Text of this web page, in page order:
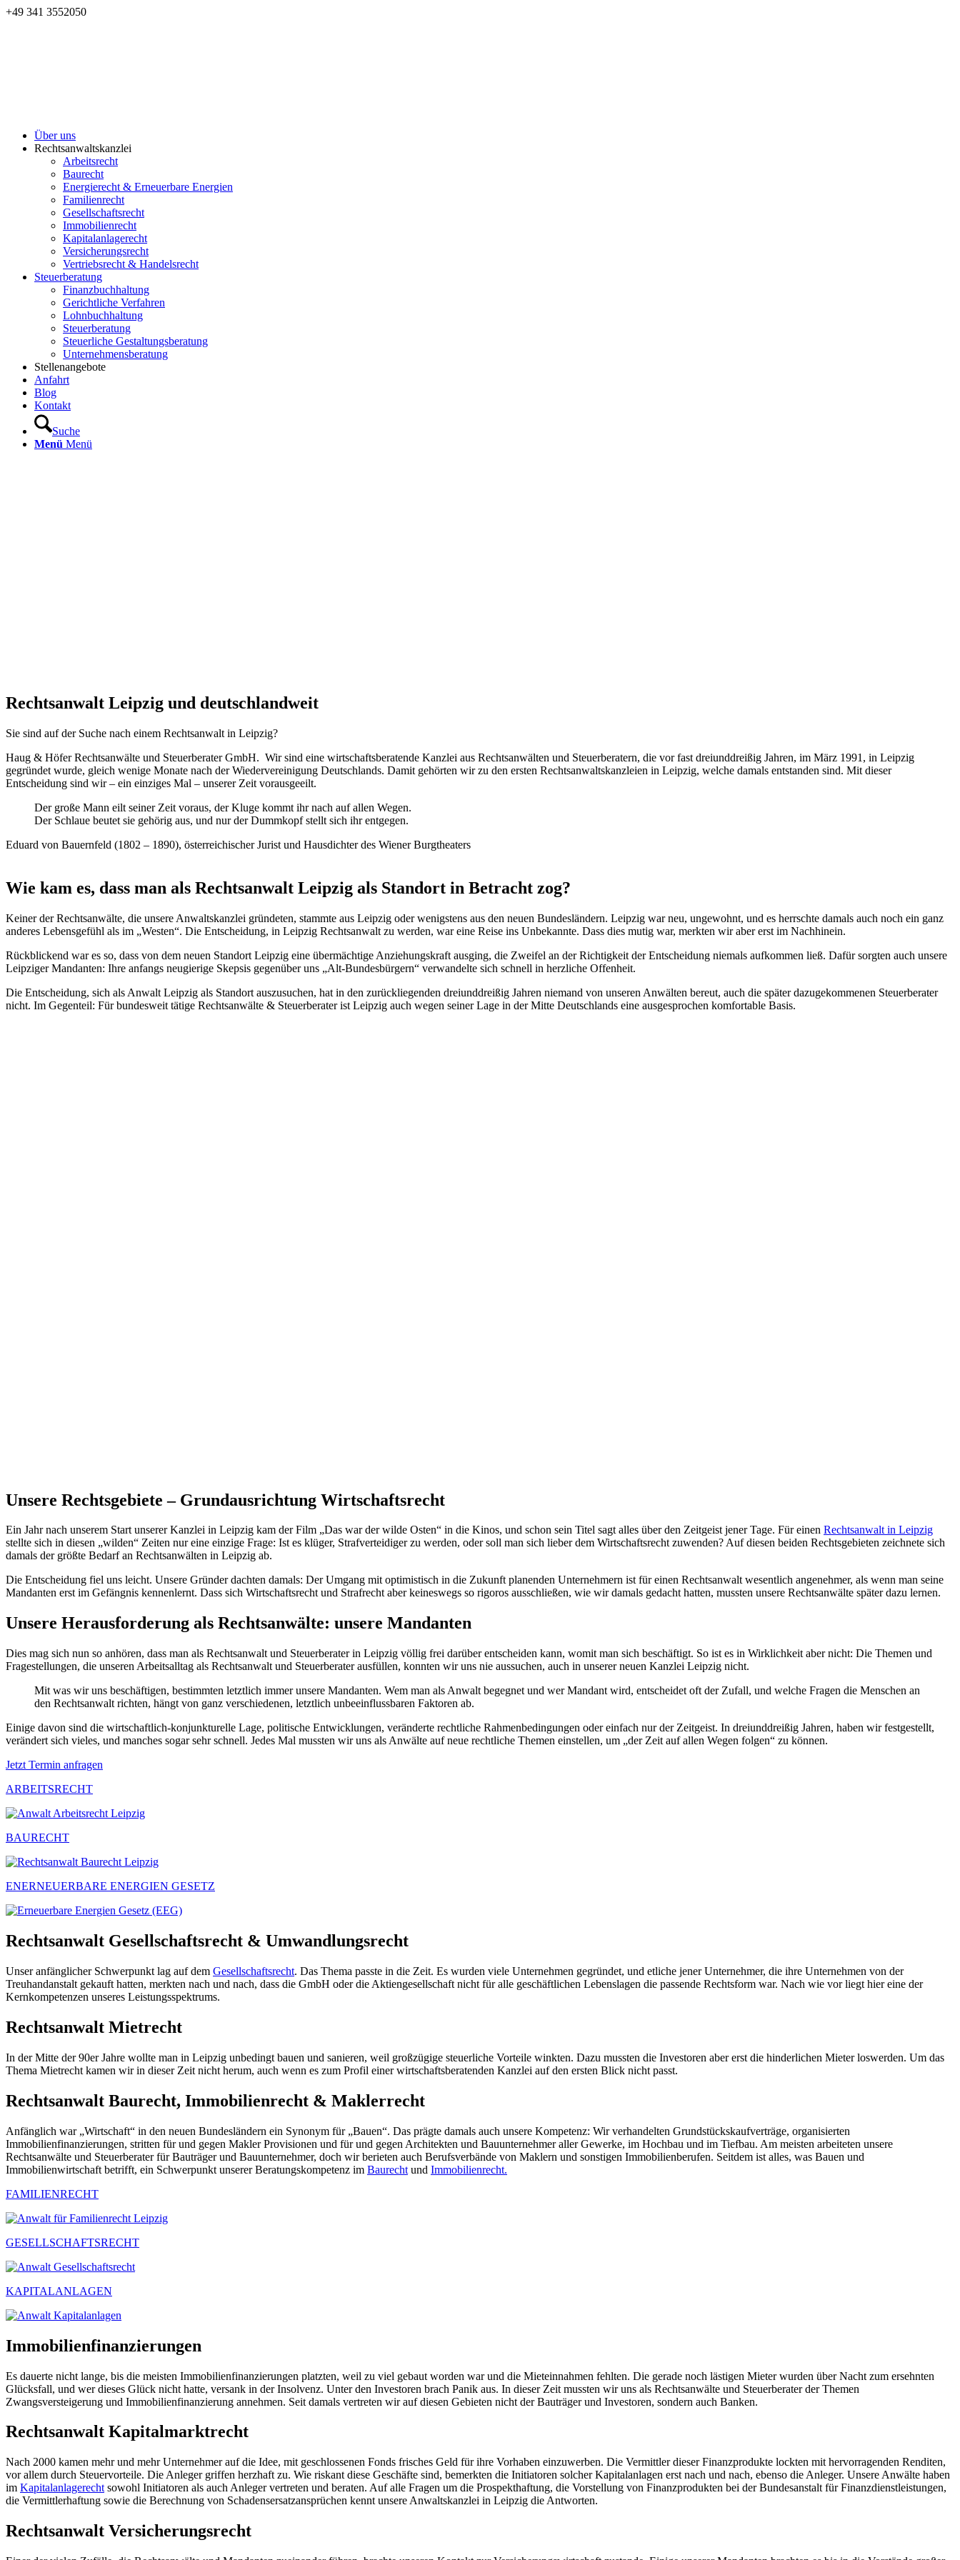
+49 341 3552050
Über uns
Rechtsanwaltskanzlei
Arbeitsrecht
Baurecht
Energierecht & Erneuerbare Energien
Familienrecht
Gesellschaftsrecht
Immobilienrecht
Kapitalanlagerecht
Versicherungsrecht
Vertriebsrecht & Handelsrecht
Steuerberatung
Finanzbuchhaltung
Gerichtliche Verfahren
Lohnbuchhaltung
Steuerberatung
Steuerliche Gestaltungsberatung
Unternehmensberatung
Stellenangebote
Anfahrt
Blog
Kontakt
Suche
Menü Menü
Rechtsanwalt Leipzig und deutschlandweit
Sie sind auf der Suche nach einem Rechtsanwalt in Leipzig?
Haug & Höfer Rechtsanwälte und Steuerberater GmbH. Wir sind eine wirtschaftsberatende Kanzlei aus Rechtsanwälten und Steuerberatern, die vor fast dreiunddreißig Jahren, im März 1991, in Leipzig
gegründet wurde, gleich wenige Monate nach der Wiedervereinigung Deutschlands. Damit gehörten wir zu den ersten Rechtsanwaltskanzleien in Leipzig, welche damals entstanden sind. Mit dieser
Entscheidung sind wir – ein einziges Mal – unserer Zeit vorausgeeilt.
Der große Mann eilt seiner Zeit voraus, der Kluge kommt ihr nach auf allen Wegen.
Der Schlaue beutet sie gehörig aus, und nur der Dummkopf stellt sich ihr entgegen.
Eduard von Bauernfeld (1802 – 1890), österreichischer Jurist und Hausdichter des Wiener Burgtheaters
Wie kam es, dass man als Rechtsanwalt Leipzig als Standort in Betracht zog?
Keiner der Rechtsanwälte, die unsere Anwaltskanzlei gründeten, stammte aus Leipzig oder wenigstens aus den neuen Bundesländern. Leipzig war neu, ungewohnt, und es herrschte damals auch noch ein ganz
anderes Lebensgefühl als im „Westen“. Die Entscheidung, in Leipzig Rechtsanwalt zu werden, war eine Reise ins Unbekannte. Dass dies mutig war, merkten wir aber erst im Nachhinein.
Rückblickend war es so, dass von dem neuen Standort Leipzig eine übermächtige Anziehungskraft ausging, die Zweifel an der Richtigkeit der Entscheidung niemals aufkommen ließ. Dafür sorgten auch unsere
Leipziger Mandanten: Ihre anfangs neugierige Skepsis gegenüber uns „Alt-Bundesbürgern“ verwandelte sich schnell in herzliche Offenheit.
Die Entscheidung, sich als Anwalt Leipzig als Standort auszusuchen, hat in den zurückliegenden dreiunddreißig Jahren niemand von unseren Anwälten bereut, auch die später dazugekommenen Steuerberater
nicht. Im Gegenteil: Für bundesweit tätige Rechtsanwälte & Steuerberater ist Leipzig auch wegen seiner Lage in der Mitte Deutschlands eine ausgesprochen komfortable Basis.
Unsere Rechtsgebiete – Grundausrichtung Wirtschaftsrecht
Ein Jahr nach unserem Start unserer Kanzlei in Leipzig kam der Film „Das war der wilde Osten“ in die Kinos, und schon sein Titel sagt alles über den Zeitgeist jener Tage. Für einen Rechtsanwalt in Leipzig
stellte sich in diesen „wilden“ Zeiten nur eine einzige Frage: Ist es klüger, Strafverteidiger zu werden, oder soll man sich lieber dem Wirtschaftsrecht zuwenden? Auf diesen beiden Rechtsgebieten zeichnete sich
damals der größte Bedarf an Rechtsanwälten in Leipzig ab.
Die Entscheidung fiel uns leicht. Unsere Gründer dachten damals: Der Umgang mit optimistisch in die Zukunft planenden Unternehmern ist für einen Rechtsanwalt wesentlich angenehmer, als wenn man seine
Mandanten erst im Gefängnis kennenlernt. Dass sich Wirtschaftsrecht und Strafrecht aber keineswegs so rigoros ausschließen, wie wir damals gedacht hatten, mussten unsere Rechtsanwälte später dazu lernen.
Unsere Herausforderung als Rechtsanwälte: unsere Mandanten
Dies mag sich nun so anhören, dass man als Rechtsanwalt und Steuerberater in Leipzig völlig frei darüber entscheiden kann, womit man sich beschäftigt. So ist es in Wirklichkeit aber nicht: Die Themen und
Fragestellungen, die unseren Arbeitsalltag als Rechtsanwalt und Steuerberater ausfüllen, konnten wir uns nie aussuchen, auch in unserer neuen Kanzlei Leipzig nicht.
Mit was wir uns beschäftigen, bestimmten letztlich immer unsere Mandanten. Wem man als Anwalt begegnet und wer Mandant wird, entscheidet oft der Zufall, und welche Fragen die Menschen an
den Rechtsanwalt richten, hängt von ganz verschiedenen, letztlich unbeeinflussbaren Faktoren ab.
Einige davon sind die wirtschaftlich-konjunkturelle Lage, politische Entwicklungen, veränderte rechtliche Rahmenbedingungen oder einfach nur der Zeitgeist. In dreiunddreißig Jahren, haben wir festgestellt,
verändert sich vieles, und manches sogar sehr schnell. Jedes Mal mussten wir uns als Anwälte auf neue rechtliche Themen einstellen, um „der Zeit auf allen Wegen folgen“ zu können.
Jetzt Termin anfragen
ARBEITSRECHT
BAURECHT
ENERNEUERBARE ENERGIEN GESETZ
Rechtsanwalt Gesellschaftsrecht & Umwandlungsrecht
Unser anfänglicher Schwerpunkt lag auf dem Gesellschaftsrecht. Das Thema passte in die Zeit. Es wurden viele Unternehmen gegründet, und etliche jener Unternehmer, die ihre Unternehmen von der
Treuhandanstalt gekauft hatten, merkten nach und nach, dass die GmbH oder die Aktiengesellschaft nicht für alle geschäftlichen Lebenslagen die passende Rechtsform war. Nach wie vor liegt hier eine der
Kernkompetenzen unseres Leistungsspektrums.
Rechtsanwalt Mietrecht
In der Mitte der 90er Jahre wollte man in Leipzig unbedingt bauen und sanieren, weil großzügige steuerliche Vorteile winkten. Dazu mussten die Investoren aber erst die hinderlichen Mieter loswerden. Um das
Thema Mietrecht kamen wir in dieser Zeit nicht herum, auch wenn es zum Profil einer wirtschaftsberatenden Kanzlei auf den ersten Blick nicht passt.
Rechtsanwalt Baurecht, Immobilienrecht & Maklerrecht
Anfänglich war „Wirtschaft“ in den neuen Bundesländern ein Synonym für „Bauen“. Das prägte damals auch unsere Kompetenz: Wir verhandelten Grundstückskaufverträge, organisierten
Immobilienfinanzierungen, stritten für und gegen Makler Provisionen und für und gegen Architekten und Bauunternehmer aller Gewerke, im Hochbau und im Tiefbau. Am meisten arbeiteten unsere
Rechtsanwälte und Steuerberater für Bauträger und Bauunternehmer, doch wir berieten auch Berufsverbände von Maklern und sonstigen Immobilienberufen. Seitdem ist alles, was Bauen und
Immobilienwirtschaft betrifft, ein Schwerpunkt unserer Beratungskompetenz im Baurecht und Immobilienrecht.
FAMILIENRECHT
GESELLSCHAFTSRECHT
KAPITALANLAGEN
Immobilienfinanzierungen
Es dauerte nicht lange, bis die meisten Immobilienfinanzierungen platzten, weil zu viel gebaut worden war und die Mieteinnahmen fehlten. Die gerade noch lästigen Mieter wurden über Nacht zum ersehnten
Glücksfall, und wer dieses Glück nicht hatte, versank in der Insolvenz. Unter den Investoren brach Panik aus. In dieser Zeit mussten wir uns als Rechtsanwälte und Steuerberater der Themen
Zwangsversteigerung und Immobilienfinanzierung annehmen. Seit damals vertreten wir auf diesen Gebieten nicht der Bauträger und Investoren, sondern auch Banken.
Rechtsanwalt Kapitalmarktrecht
Nach 2000 kamen mehr und mehr Unternehmer auf die Idee, mit geschlossenen Fonds frisches Geld für ihre Vorhaben einzuwerben. Die Vermittler dieser Finanzprodukte lockten mit hervorragenden Renditen,
vor allem durch Steuervorteile. Die Anleger griffen herzhaft zu. Wie riskant diese Geschäfte sind, bemerkten die Initiatoren solcher Kapitalanlagen erst nach und nach, ebenso die Anleger. Unsere Anwälte haben
im Kapitalanlagerecht sowohl Initiatoren als auch Anleger vertreten und beraten. Auf alle Fragen um die Prospekthaftung, die Vorstellung von Finanzprodukten bei der Bundesanstalt für Finanzdienstleistungen,
die Vermittlerhaftung sowie die Berechnung von Schadensersatzansprüchen kennt unsere Anwaltskanzlei in Leipzig die Antworten.
Rechtsanwalt Versicherungsrecht